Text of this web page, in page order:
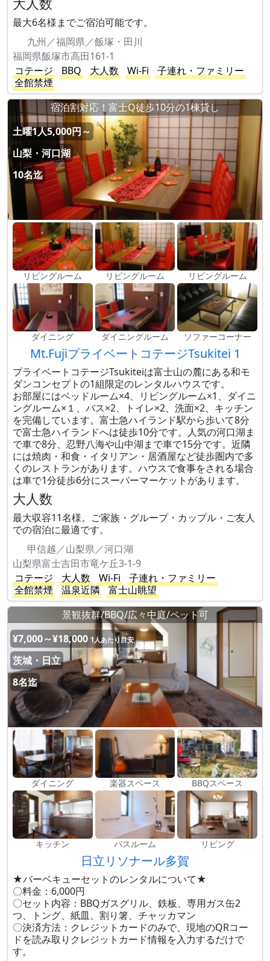
最大6名様までご宿泊可能です。
九州／福岡県／飯塚・田川
福岡県飯塚市高田161-1
コテージ
BBQ 大人数 Wi-Fi
子連れ・ファミリー
全館禁煙
宿泊割対応！富士Q徒歩10分の1棟貸し
土曜1人5,000円～
山梨・河口湖
10名迄
リビングルーム リビングルーム リビングルーム
ダイニング ダイニングルーム ソファーコーナー
Mt.FujiプライベートコテージTsukitei 1
プライベートコテージTsukiteiは富士山の麓にある和モ
ダンコンセプトの1組限定のレンタルハウスです。
お部屋にはベッドルーム×4、リビングルーム×1、ダイニ
ングルーム×１、バス×2、トイレ×2、洗面×2、キッチン
を完備しています。富士急ハイランド駅から歩いて8分
で富士急ハイランドへは徒歩10分です。人気の河口湖ま
で車で8分、忍野八海や山中湖まで車で15分です。近隣
には焼肉・和食・イタリアン・居酒屋など徒歩圏内で多
くのレストランがあります。ハウスで食事をされる場合
は車で1分徒歩6分にスーパーマーケットがあります。
大人数
最大収容11名様。ご家族・グループ・カップル・ご友人
での宿泊に最適です。
甲信越／山梨県／河口湖
山梨県富士吉田市竜ケ丘3-1-9
コテージ
大人数 Wi-Fi
子連れ・ファミリー
全館禁煙
温泉近隣
富士山眺望
景観抜群/BBQ/広々中庭/ペット可
¥7,000～¥18,000 1人あたり目安
茨城・日立
8名迄
ダイニング 楽器スペース BBQスペース
キッチン バスルーム リビング
日立リソナール多賀
★バーベキューセットのレンタルについて★
〇料金：6,000円
〇セット内容：BBQガスグリル、鉄板、専用ガス缶2
つ、トング、紙皿、割り箸、チャッカマン
〇決済方法：クレジットカードのみで、現地のQRコー
ドを読み取りクレジットカード情報を入力するだけで
す。